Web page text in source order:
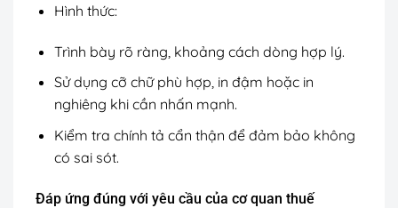
Hình thức:
Trình bày rõ ràng, khoảng cách dòng hợp lý.
Sử dụng cỡ chữ phù hợp, in đậm hoặc in
nghiêng khi cần nhấn mạnh.
Kiểm tra chính tả cẩn thận để đảm bảo không
có sai sót.
Đáp ứng đúng với yêu cầu của cơ quan thuế